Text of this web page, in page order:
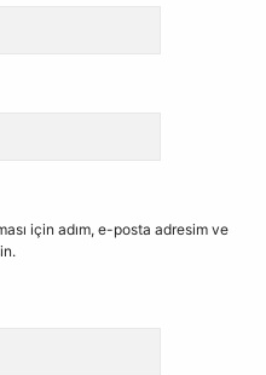
için adım, e-posta adresim ve